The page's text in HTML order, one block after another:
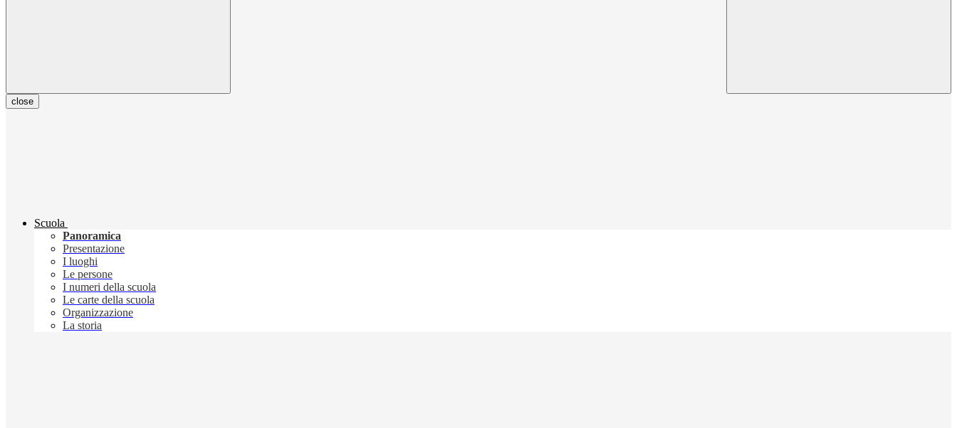
close
Scuola
Panoramica
Presentazione
I luoghi
Le persone
I numeri della scuola
Le carte della scuola
Organizzazione
La storia